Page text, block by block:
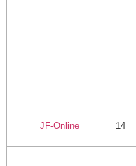
JF-Online 14